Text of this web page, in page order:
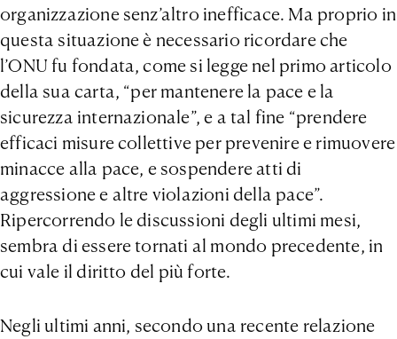
organizzazione senz’altro inefficace. Ma proprio in
questa situazione è necessario ricordare che
l’ONU fu fondata, come si legge nel primo articolo
della sua carta, “per mantenere la pace e la
sicurezza internazionale”, e a tal fine “prendere
efficaci misure collettive per prevenire e rimuovere
minacce alla pace, e sospendere atti di
aggressione e altre violazioni della pace”.
Ripercorrendo le discussioni degli ultimi mesi,
sembra di essere tornati al mondo precedente, in
cui vale il diritto del più forte.
Negli ultimi anni, secondo una recente relazione